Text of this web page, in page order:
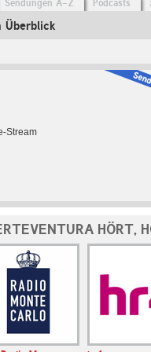
Sendungen A-Z Podcasts
Überblick
Stream
HÖRT,